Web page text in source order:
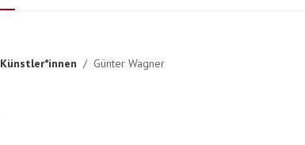
Künstler*innen Günter Wagner